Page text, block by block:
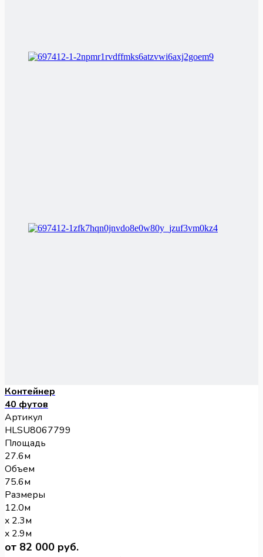
Контейнер
40 футов
Артикул
HLSU8067799
Площадь
27.6м
Объем
75.6м
Размеры
12.0м
x 2.3м
x 2.9м
от 82 000 руб.